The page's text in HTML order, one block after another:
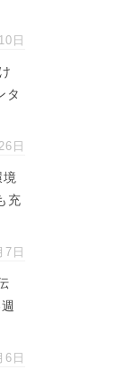
日
タ
日
充
7日
6日